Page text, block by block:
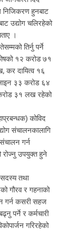
निजिकरण हुनबाट
उद्योग चलिरहेको
।
तिर्नु पर्ने
१२ करोड ७१
कर दायित्व १६
३३ करोड ६४
करोड ३१ लख रहेको
कोविद
संचालनकालागि
गर्न
रोज्नु उपयुक्त हुने
सदस्य तथा
गौरव र गहनाको
गर्न कसरी सहज
पर्ने र कर्मचारी
गरिरहेको